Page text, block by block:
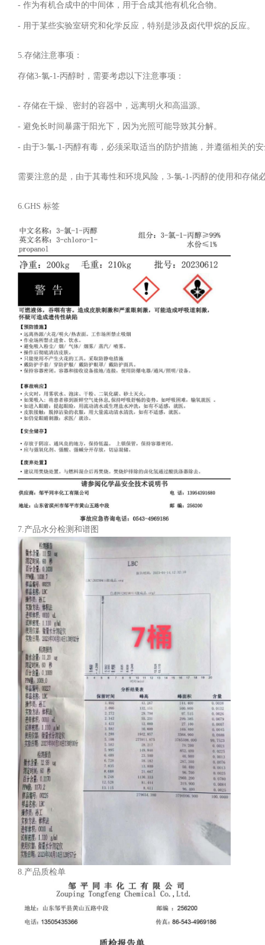
- 作为有机合成中的中间体，用于合成其他有机化合物。
- 用于某些实验室研究和化学反应，特别是涉及卤代甲烷的反应。
5.存储注意事项：
存储3-氯-1-丙醇时，需要考虑以下注意事项：
- 存储在干燥、密封的容器中，远离明火和高温源。
- 避免长时间暴露于阳光下，因为光照可能导致其分解。
- 由于3-氯-1-丙醇有毒，必须采取适当的防护措施，并遵循相关的
需要注意的是，由于其毒性和环境风险，3-氯-1-丙醇的使用和存储
6.GHS 标签
7.产品水分检测和谱图
8.产品质检单